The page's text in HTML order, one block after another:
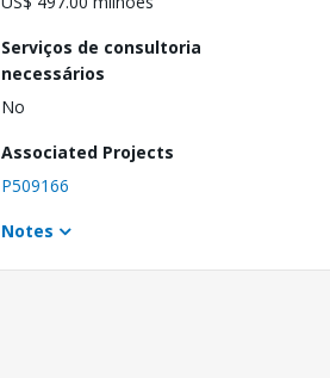
Serviços de consultoria
necessários
No
Associated Projects
P509166
Notes